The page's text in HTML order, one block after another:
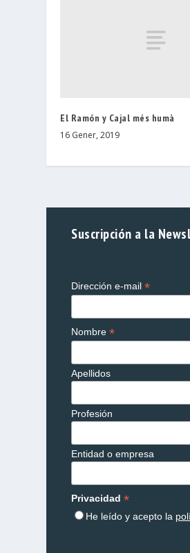
El Ramón y Cajal més humà
16 Gener, 2019
Suscripción a la
Dirección e-mail*
Nombre*
Apellidos
Profesión
Entidad o empresa
Privacidad*
He leído y acepto la